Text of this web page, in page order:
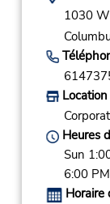
1030
Location
Heures
Sun
6:00
Horaire